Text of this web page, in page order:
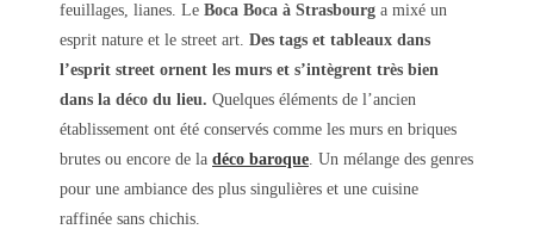
feuillages, lianes. Le Boca Boca à Strasbourg a mixé un
esprit nature et le street art. Des tags et tableaux dans
l’esprit street ornent les murs et s’intègrent très bien
dans la déco du lieu. Quelques éléments de l’ancien
établissement ont été conservés comme les murs en briques
brutes ou encore de la déco baroque. Un mélange des genres
pour une ambiance des plus singulières et une cuisine
raffinée sans chichis.